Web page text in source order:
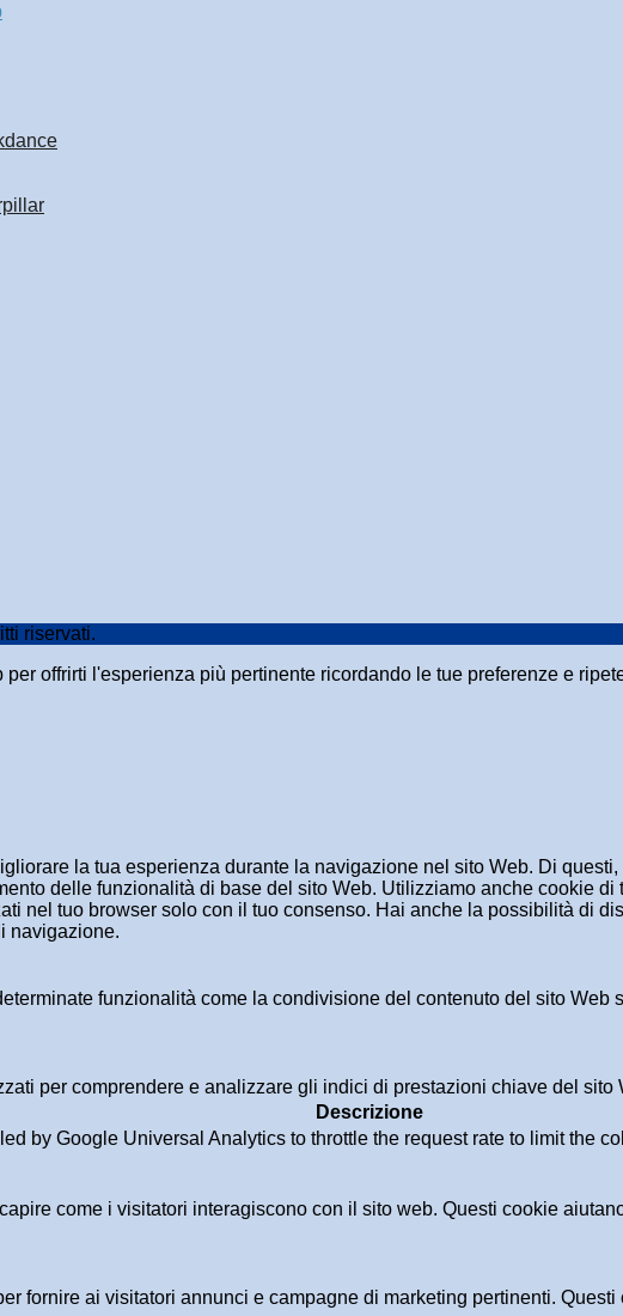
riservati.
offrirti l'esperienza più pertinente ricordando le tue preferenze e
la tua esperienza durante la navigazione nel sito Web. Di
delle funzionalità di base del sito Web. Utilizziamo anche cookie
nel tuo browser solo con il tuo consenso. Hai anche la possibilità di
navigazione.
funzionalità come la condivisione del contenuto del sito
per comprendere e analizzare gli indici di prestazioni chiave del
Descrizione
by Google Universal Analytics to throttle the request rate to limit the
come i visitatori interagiscono con il sito web. Questi cookie
fornire ai visitatori annunci e campagne di marketing pertinenti.